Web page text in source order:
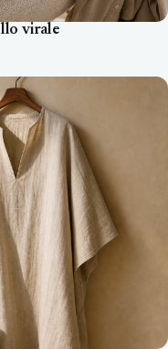
virale